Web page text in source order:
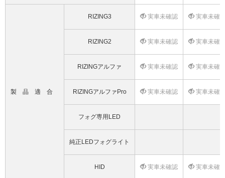
製品適合
RIZING3 実車未確認 実車未確
RIZING2 実車未確認 実車未確
RIZINGアルファ 実車未確認 実車未確
RIZINGアルファPro 実車未確認 実車未確
フォグ専用LED
純正LEDフォグライト
HID 実車未確認 実車未確